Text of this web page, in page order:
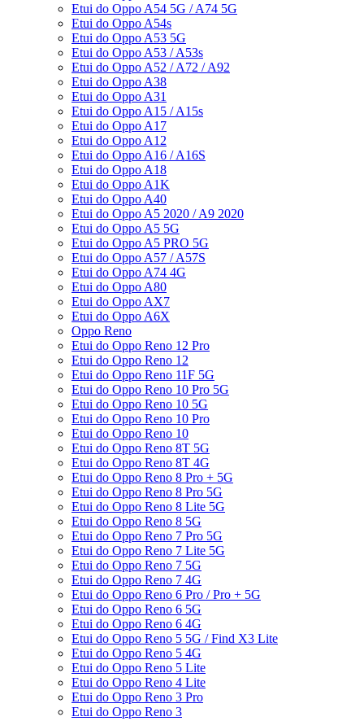
Etui do Oppo A54 5G / A74 5G
Etui do Oppo A54s
Etui do Oppo A53 5G
Etui do Oppo A53 / A53s
Etui do Oppo A52 / A72 / A92
Etui do Oppo A38
Etui do Oppo A31
Etui do Oppo A15 / A15s
Etui do Oppo A17
Etui do Oppo A12
Etui do Oppo A16 / A16S
Etui do Oppo A18
Etui do Oppo A1K
Etui do Oppo A40
Etui do Oppo A5 2020 / A9 2020
Etui do Oppo A5 5G
Etui do Oppo A5 PRO 5G
Etui do Oppo A57 / A57S
Etui do Oppo A74 4G
Etui do Oppo A80
Etui do Oppo AX7
Etui do Oppo A6X
Oppo Reno
Etui do Oppo Reno 12 Pro
Etui do Oppo Reno 12
Etui do Oppo Reno 11F 5G
Etui do Oppo Reno 10 Pro 5G
Etui do Oppo Reno 10 5G
Etui do Oppo Reno 10 Pro
Etui do Oppo Reno 10
Etui do Oppo Reno 8T 5G
Etui do Oppo Reno 8T 4G
Etui do Oppo Reno 8 Pro + 5G
Etui do Oppo Reno 8 Pro 5G
Etui do Oppo Reno 8 Lite 5G
Etui do Oppo Reno 8 5G
Etui do Oppo Reno 7 Pro 5G
Etui do Oppo Reno 7 Lite 5G
Etui do Oppo Reno 7 5G
Etui do Oppo Reno 7 4G
Etui do Oppo Reno 6 Pro / Pro + 5G
Etui do Oppo Reno 6 5G
Etui do Oppo Reno 6 4G
Etui do Oppo Reno 5 5G / Find X3 Lite
Etui do Oppo Reno 5 4G
Etui do Oppo Reno 5 Lite
Etui do Oppo Reno 4 Lite
Etui do Oppo Reno 3 Pro
Etui do Oppo Reno 3